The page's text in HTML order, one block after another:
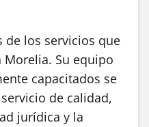
de los servicios que
Su equipo
capacitados se
de calidad,
jurídica y la